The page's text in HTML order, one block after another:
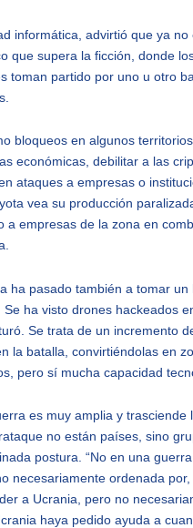
informática, advirtió que ya
que supera la ficción, donde
toman partido por uno u otro
bloqueos en algunos
económicas, debilitar a las
ataques a empresas o
vea su producción
a empresas de la zona en
ha pasado también a tomar
Se ha visto drones hackeados
Se trata de un incremento
la batalla, convirtiéndolas en
pero sí mucha capacidad
es muy amplia y trasciende
no están países, sino
postura. “No en una
necesariamente ordenada
a Ucrania, pero no
haya pedido ayuda a